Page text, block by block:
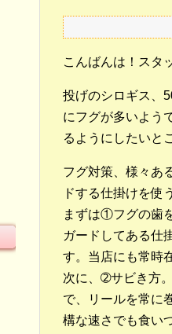
こんばんは！スタ
投げのシロギス、
にフグが多いよう
るようにしたいと
フグ対策、様々あ
ドする仕掛けを使
まずは①フグの歯
ガードしてある仕
す。当店にも常時
次に、➁サビき方
で、リールを常に
構な速さでも食い